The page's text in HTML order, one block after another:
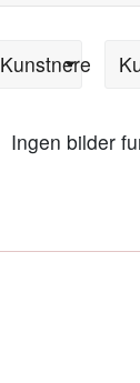
Kunstnere
Ingen bilder